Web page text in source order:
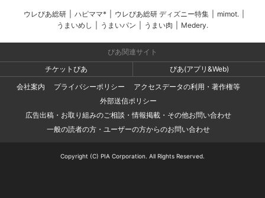
ウレぴあ総研 ハピママ* ウレぴあ総研 ディズニー特集 mimot.
うまいめし
うまいパン うまい肉 Medery.
ぴあ関連サイト
チケットぴあ
ぴあ(アプリ&Web)
会社案内
プライバシーポリシー
アクセスデータの利用・著作権等
外部送信ポリシー
広告出稿・お取り組みのご相談・情報掲載・その他お問い合わせ
一般の読者の方・ユーザーの方からのお問い合わせ
Copyright (C) PIA Corporation. All Rights Reserved.